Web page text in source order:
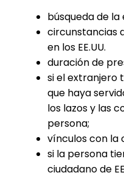
búsqueda de la
circunstancias
en los EE.UU.
duración de
si el extranjero
que haya
los lazos y las
persona;
vínculos con la
si la persona
ciudadano de